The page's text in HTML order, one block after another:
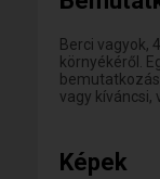
Berci vagyok,
környékéről.
vagy kíváncsi,
Képek